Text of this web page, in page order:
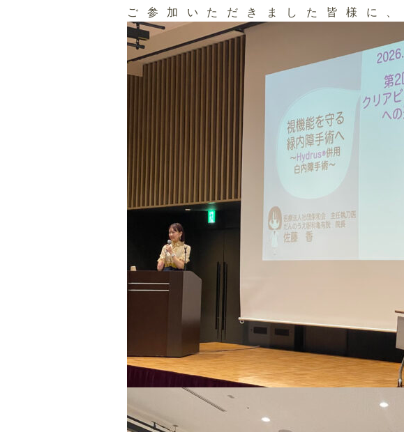
ご参加いただきました皆様に